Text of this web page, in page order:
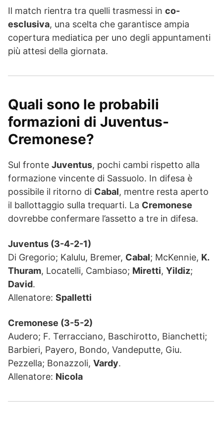
Il match rientra tra quelli trasmessi in co-
esclusiva, una scelta che garantisce ampia
copertura mediatica per uno degli appuntamenti
più attesi della giornata.
Quali sono le probabili
formazioni di Juventus-
Cremonese?
Sul fronte Juventus, pochi cambi rispetto alla
formazione vincente di Sassuolo. In difesa è
possibile il ritorno di Cabal, mentre resta aperto
il ballottaggio sulla trequarti. La Cremonese
dovrebbe confermare l’assetto a tre in difesa.
Juventus (3-4-2-1)
Di Gregorio; Kalulu, Bremer, Cabal; McKennie, K.
Thuram, Locatelli, Cambiaso; Miretti, Yildiz;
David.
Allenatore: Spalletti
Cremonese (3-5-2)
Audero; F. Terracciano, Baschirotto, Bianchetti;
Barbieri, Payero, Bondo, Vandeputte, Giu.
Pezzella; Bonazzoli, Vardy.
Allenatore: Nicola